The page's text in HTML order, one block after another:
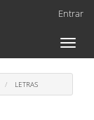
Entrar
Toggle
LETRAS